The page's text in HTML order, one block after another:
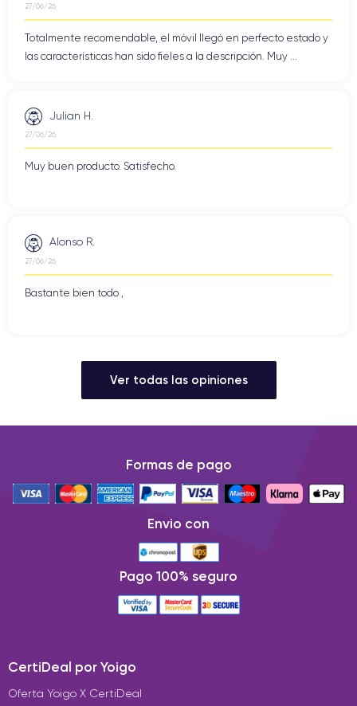
27/06/26
Totalmente recomendable, el móvil llegó en perfecto estado y
las características han sido fieles a la descripción. Muy ...
Julian H.
27/06/26
Muy buen producto. Satisfecho.
Alonso R.
27/06/26
Bastante bien todo ,
Ver todas las opiniones
Formas de pago
Envio con
Pago 100% seguro
CertiDeal por Yoigo
Oferta Yoigo X CertiDeal